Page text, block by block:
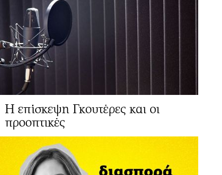
Η επίσκεψη Γκουτέρες και οι
προοπτικές